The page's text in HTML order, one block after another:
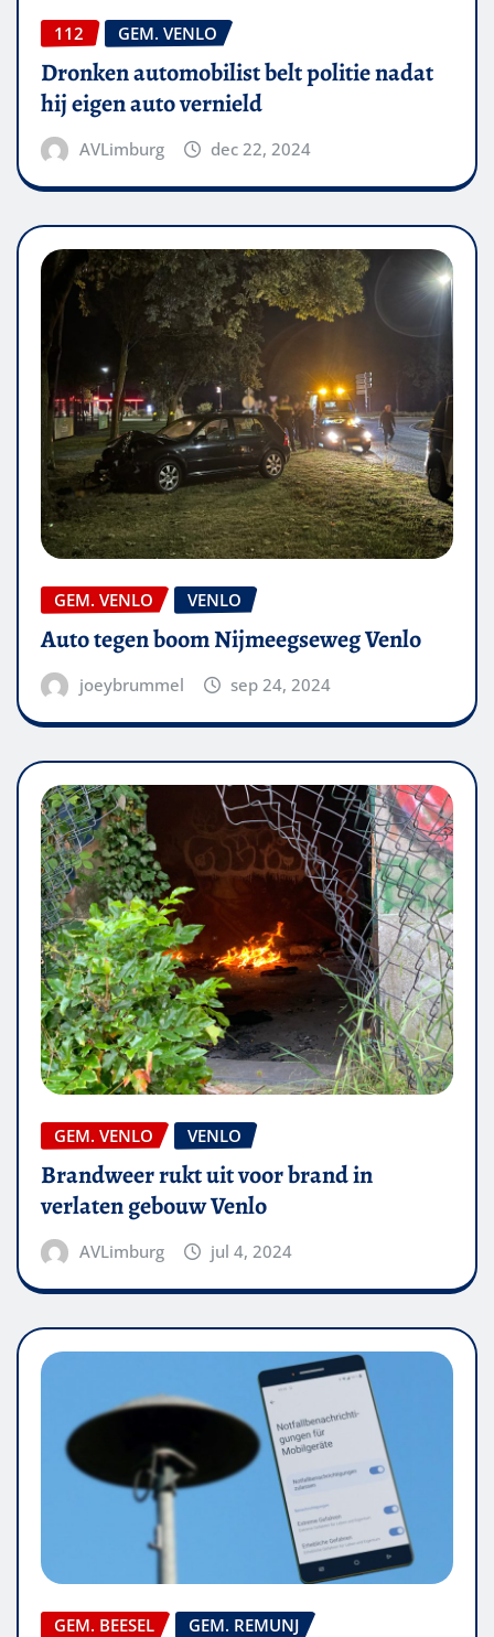
112 GEM. VENLO
Dronken automobilist belt politie nadat
hij eigen auto vernield
AVLimburg dec 22, 2024
GEM. VENLO VENLO
Auto tegen boom Nijmeegseweg Venlo
joeybrummel sep 24, 2024
GEM. VENLO VENLO
Brandweer rukt uit voor brand in
verlaten gebouw Venlo
AVLimburg jul 4, 2024
GEM. BEESEL
GEM. REMUNJ